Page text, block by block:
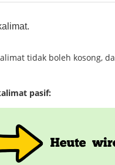
tidak boleh kosong,
pasif: